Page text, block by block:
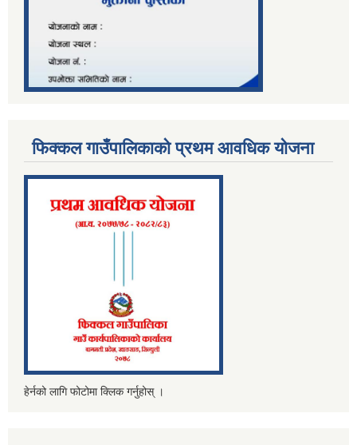
फिक्कल गाउँपालिकाको प्रथम आवधिक योजना
हेर्नको लागि फोटोमा क्लिक गर्नुहोस् ।